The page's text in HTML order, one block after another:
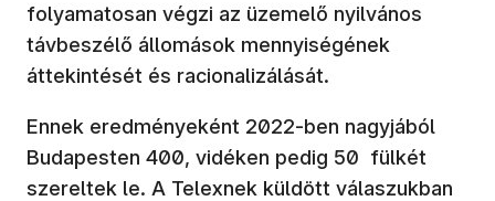
folyamatosan végzi az üzemelő nyilvános
távbeszélő állomások mennyiségének
áttekintését és racionalizálását.
Ennek eredményeként 2022-ben nagyjából
Budapesten 400, vidéken pedig 50 fülkét
szereltek le. A Telexnek küldött válaszukban